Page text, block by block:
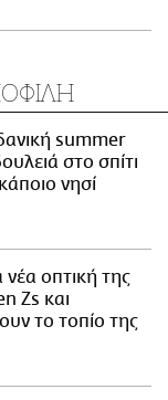
summer
στο σπίτι
νησί
οπτική της
Zs και
το τοπίο της